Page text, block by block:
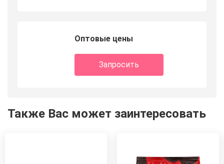
Оптовые цены
Запросить
Также Вас может заинтересовать